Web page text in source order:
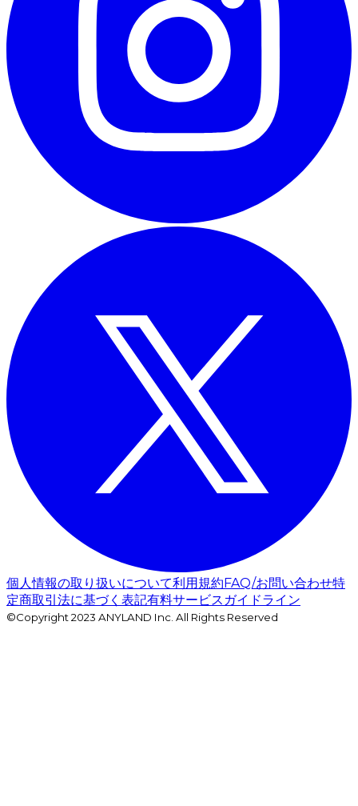
個人情報の取り扱いについて利用規約FAQ/お問い合わせ特
定商取引法に基づく表記有料サービスガイドライン
©Copyright 2023 ANYLAND Inc. All Rights Reserved